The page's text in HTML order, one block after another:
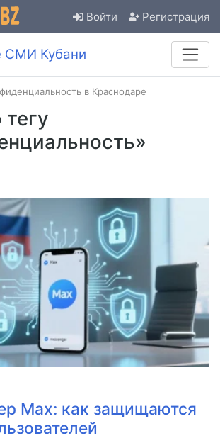
Войти Регистрация
СМИ Кубани
в Краснодаре
Max: как защищаются